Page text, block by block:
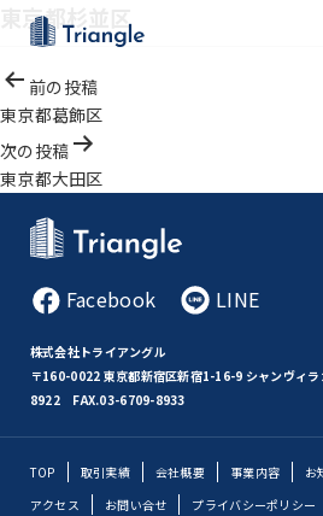
東京都杉並区
投
稿
ビ
ゲ
前の投稿
東京都葛飾区
次の投稿
東京都大田区
Facebook LINE
株式会社トライアングル
〒160-0022 東京都新宿区新宿1-16-9 シャンヴィ
8922 FAX.03-6709-8933
TOP 取引実績 会社概要 事業内容 お
アクセス
お問い合せ プライバシーポリシー